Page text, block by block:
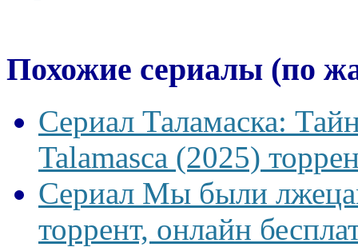
Похожие сериалы (по
Сериал Таламаска:
Talamasca (2025)
Сериал Мы были
торрент, онлайн